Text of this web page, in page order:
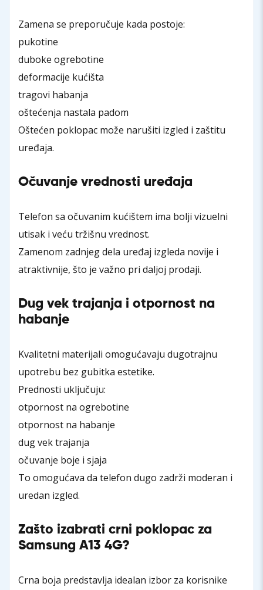
Zamena se preporučuje kada postoje:
pukotine
duboke ogrebotine
deformacije kućišta
tragovi habanja
oštećenja nastala padom
Oštećen poklopac može narušiti izgled i zaštitu
uređaja.
Očuvanje vrednosti uređaja
Telefon sa očuvanim kućištem ima bolji vizuelni
utisak i veću tržišnu vrednost.
Zamenom zadnjeg dela uređaj izgleda novije i
atraktivnije, što je važno pri daljoj prodaji.
Dug vek trajanja i otpornost na
habanje
Kvalitetni materijali omogućavaju dugotrajnu
upotrebu bez gubitka estetike.
Prednosti uključuju:
otpornost na ogrebotine
otpornost na habanje
dug vek trajanja
očuvanje boje i sjaja
To omogućava da telefon dugo zadrži moderan i
uredan izgled.
Zašto izabrati crni poklopac za
Samsung A13 4G?
Crna boja predstavlja idealan izbor za korisnike